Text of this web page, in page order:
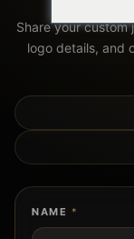
Share your custom
logo details, and
NAME *